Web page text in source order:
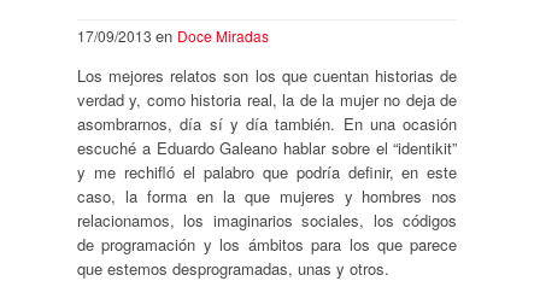
17/09/2013 en Doce Miradas
Los mejores relatos son los que cuentan historias de
verdad y, como historia real, la de la mujer no deja de
asombrarnos, día sí y día también. En una ocasión
escuché a Eduardo Galeano hablar sobre el “identikit”
y me rechifló el palabro que podría definir, en este
caso, la forma en la que mujeres y hombres nos
relacionamos, los imaginarios sociales, los códigos
de programación y los ámbitos para los que parece
que estemos desprogramadas, unas y otros.